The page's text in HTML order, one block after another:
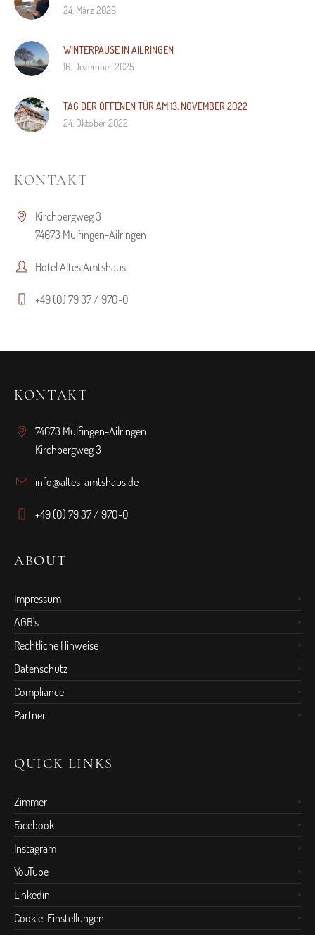
24. März 2026
WINTERPAUSE IN AILRINGEN
16. Dezember 2025
TAG DER OFFENEN TÜR AM 13. NOVEMBER 2022
24. Oktober 2022
KONTAKT
Kirchbergweg 3
74673 Mulfingen-Ailringen
Hotel Altes Amtshaus
+49 (0) 79 37 / 970-0
KONTAKT
74673 Mulfingen-Ailringen
Kirchbergweg 3
info@altes-amtshaus.de
+49 (0) 79 37 / 970-0
ABOUT
Impressum
AGB's
Rechtliche Hinweise
Datenschutz
Compliance
Partner
QUICK LINKS
Zimmer
Facebook
Instagram
YouTube
Linkedin
Cookie-Einstellungen